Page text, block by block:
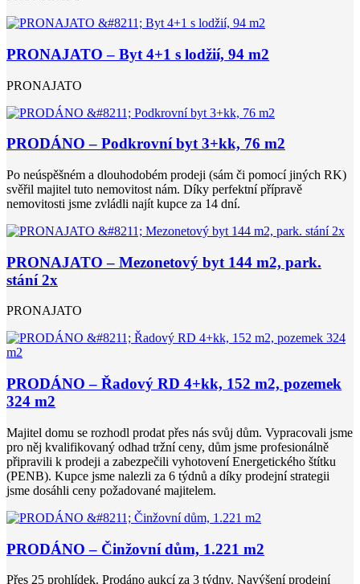
PRONAJATO – Byt 4+1 s lodžií, 94 m2
PRONAJATO
PRODÁNO – Podkrovní byt 3+kk, 76 m2
Po neúspěšném a dlouhodobém prodeji (sám či pomocí jiných RK)
svěřil majitel tuto nemovitost nám. Díky perfektní přípravě
nemovitosti jsme zvládli najít kupce za 14 dní.
PRONAJATO – Mezonetový byt 144 m2, park.
stání 2x
PRONAJATO
PRODÁNO – Řadový RD 4+kk, 152 m2, pozemek
324 m2
Majitel domu se rozhodl prodat přes nás svůj dům. Vypracovali jsme
pro něj kvalifikovaný odhad tržní ceny, dům jsme profesionálně
připravili k prodeji a zabezpečili vyhotovení Energetického štítku
(PENB). Kupce jsme nalezli za 6 týdnů a díky prodejní strategii
jsme dosáhli ceny požadované majitelem.
PRODÁNO – Činžovní dům, 1.221 m2
Přes 25 prohlídek. Prodáno aukcí za 3 týdny. Navýšení prodejní